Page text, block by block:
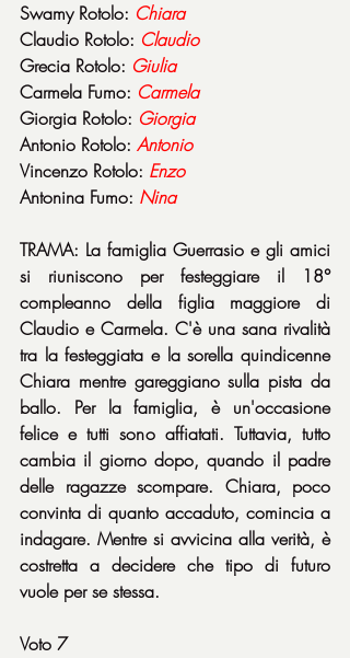
Swamy Rotolo: Chiara
Claudio Rotolo: Claudio
Grecia Rotolo: Giulia
Carmela Fumo: Carmela
Giorgia Rotolo: Giorgia
Antonio Rotolo: Antonio
Vincenzo Rotolo: Enzo
Antonina Fumo: Nina
TRAMA: La famiglia Guerrasio e gli amici
si riuniscono per festeggiare il 18°
compleanno della figlia maggiore di
Claudio e Carmela. C'è una sana rivalità
tra la festeggiata e la sorella quindicenne
Chiara mentre gareggiano sulla pista da
ballo. Per la famiglia, è un'occasione
felice e tutti sono affiatati. Tuttavia, tutto
cambia il giorno dopo, quando il padre
delle ragazze scompare. Chiara, poco
convinta di quanto accaduto, comincia a
indagare. Mentre si avvicina alla verità, è
costretta a decidere che tipo di futuro
vuole per se stessa.
Voto 7